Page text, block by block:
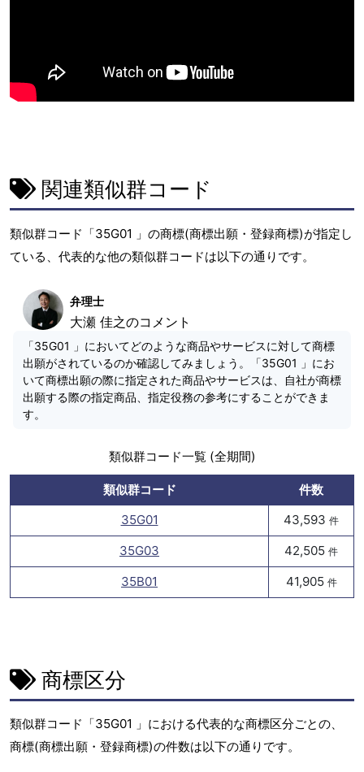
関連類似群コード
類似群コード「35G01 」の商標(商標出願・登録商標)が指定し
ている、代表的な他の類似群コードは以下の通りです。
弁理士
大瀬 佳之のコメント
「35G01 」においてどのような商品やサービスに対して商標
出願がされているのか確認してみましょう。「35G01 」にお
いて商標出願の際に指定された商品やサービスは、自社が商標
出願する際の指定商品、指定役務の参考にすることができま
す。
類似群コード一覧 (全期間)
類似群コード
件数
35G01
43,593 件
35G03 42,505 件
35B01 41,905 件
商標区分
類似群コード「35G01 」における代表的な商標区分ごとの、
商標(商標出願・登録商標)の件数は以下の通りです。